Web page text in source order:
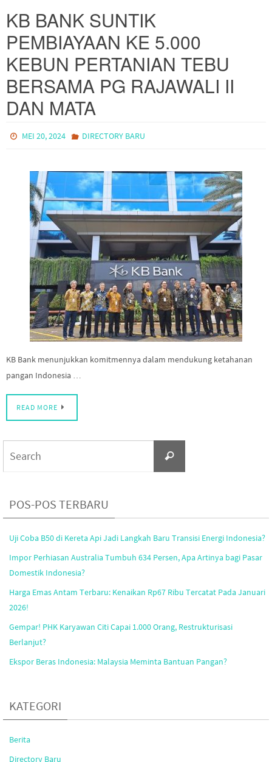
KB BANK SUNTIK
PEMBIAYAAN KE 5.000
KEBUN PERTANIAN TEBU
BERSAMA PG RAJAWALI II
DAN MATA
MEI 20, 2024 DIRECTORY BARU
KB Bank menunjukkan komitmennya dalam mendukung ketahanan
pangan Indonesia …
READ MORE
Search
POS-POS TERBARU
Uji Coba B50 di Kereta Api Jadi Langkah Baru Transisi Energi Indonesia?
Impor Perhiasan Australia Tumbuh 634 Persen, Apa Artinya bagi Pasar
Domestik Indonesia?
Harga Emas Antam Terbaru: Kenaikan Rp67 Ribu Tercatat Pada Januari
2026!
Gempar! PHK Karyawan Citi Capai 1.000 Orang, Restrukturisasi
Berlanjut?
Ekspor Beras Indonesia: Malaysia Meminta Bantuan Pangan?
KATEGORI
Berita
Directory Baru